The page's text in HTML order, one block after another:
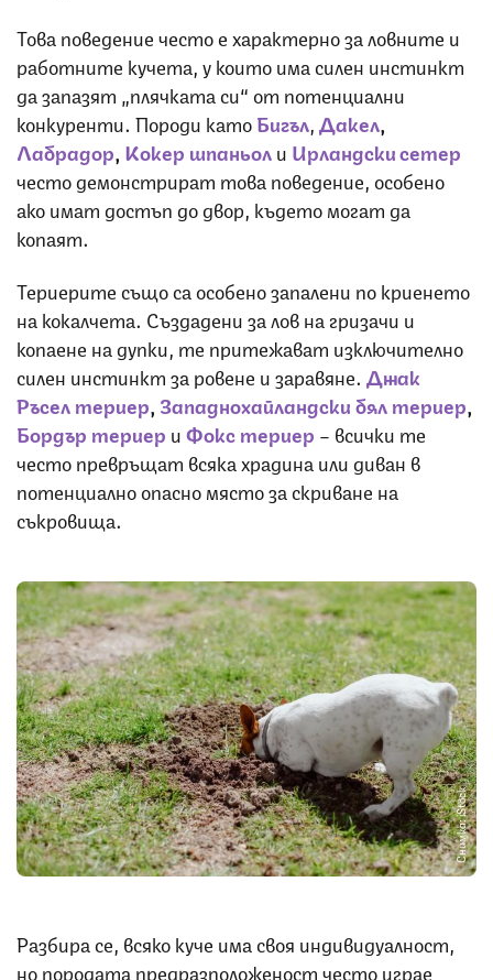
Това поведение често е характерно за ловните и
работните кучета, у които има силен инстинкт
да запазят „плячката си“ от потенциални
конкуренти. Породи катоБигъл,Дакел,
Лабрадор, Кокер шпаньоли Ирландски сетер
често демонстрират това поведение, особено
ако имат достъп до двор, където могат да
копаят.
Териерите също са особено запалени по криенето
на кокалчета. Създадени за лов на гризачи и
копаене на дупки, те притежават изключително
силен инстинкт за ровене и заравяне. Джак
Ръсел териер, Западнохайландски бял териер,
Бордър териер иФокс териер – всички те
често превръщат всяка храдина или диван в
потенциално опасно място за скриване на
съкровища.
Снимка: iStock
Разбира се, всяко куче има своя индивидуалност,
но породата предразположеност често играе